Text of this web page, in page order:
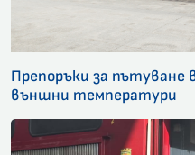
Препоръки за пътуване
външни температури